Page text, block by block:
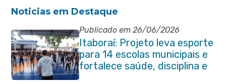
Noticias em Destaque
Publicado em 26/06/2026
Itaboraí: Projeto leva esporte
para 14 escolas municipais e
fortalece saúde, disciplina e
aprendizado